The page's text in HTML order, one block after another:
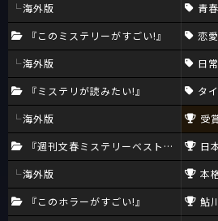
海外版
『このミステリーがすごい!』
海外版
『ミステリが読みたい!』
海外版
『週刊文春ミステリーベスト10』
海外版
『このホラーがすごい!』
青
恋
日
タ
受
日
本
鮎